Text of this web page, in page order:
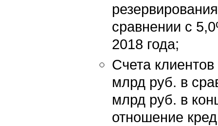
сравнении с
2018 года;
Счета
млрд руб. в
млрд руб. в
отношение